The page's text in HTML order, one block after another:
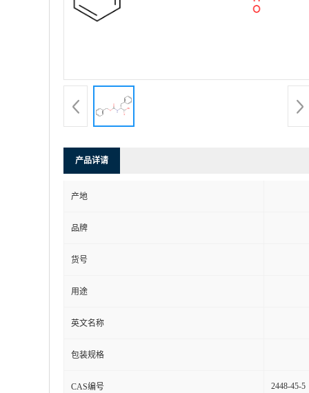
产品详请
产地
品牌
货号
用途
英文名称
包装规格
CAS编号 2448-45-5